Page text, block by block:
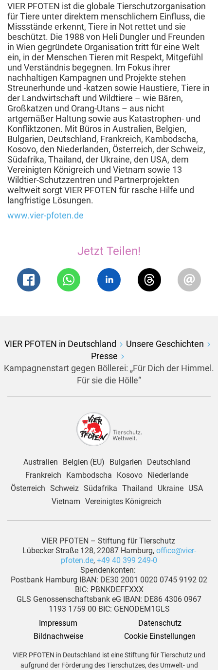
VIER PFOTEN ist die globale Tierschutzorganisation
für Tiere unter direktem menschlichem Einfluss, die
Missstände erkennt, Tiere in Not rettet und sie
beschützt. Die 1988 von Heli Dungler und Freunden
in Wien gegründete Organisation tritt für eine Welt
ein, in der Menschen Tieren mit Respekt, Mitgefühl
und Verständnis begegnen. Im Fokus ihrer
nachhaltigen Kampagnen und Projekte stehen
Streunerhunde und -katzen sowie Haustiere, Tiere in
der Landwirtschaft und Wildtiere – wie Bären,
Großkatzen und Orang-Utans – aus nicht
artgemäßer Haltung sowie aus Katastrophen- und
Konfliktzonen. Mit Büros in Australien, Belgien,
Bulgarien, Deutschland, Frankreich, Kambodscha,
Kosovo, den Niederlanden, Österreich, der Schweiz,
Südafrika, Thailand, der Ukraine, den USA, dem
Vereinigten Königreich und Vietnam sowie 13
Wildtier-Schutzzentren und Partnerprojekten
weltweit sorgt VIER PFOTEN für rasche Hilfe und
langfristige Lösungen.
www.vier-pfoten.de
Jetzt Teilen!
VIER PFOTEN in Deutschland
Unsere Geschichten
Presse
Kampagnenstart gegen Böllerei: „Für Dich der Himmel.
Für sie die Hölle“
Australien Belgien (EU) Bulgarien
Deutschland
Frankreich
Kambodscha Kosovo
Niederlande
Österreich Schweiz Südafrika Thailand Ukraine
USA
Vietnam Vereinigtes Königreich
VIER PFOTEN – Stiftung für Tierschutz
Lübecker Straße 128, 22087 Hamburg, office@vier-
pfoten.de, +49 40 399 249-0
Spendenkonten:
Postbank Hamburg IBAN: DE30 2001 0020 0745 9192 02
BIC: PBNKDEFFXXX
GLS Genossenschaftsbank eG IBAN: DE86 4306 0967
1193 1759 00 BIC: GENODEM1GLS
Impressum
Datenschutz
Bildnachweise
Cookie Einstellungen
VIER PFOTEN in Deutschland ist eine Stiftung für Tierschutz und
aufgrund der Förderung des Tierschutzes, des Umwelt- und